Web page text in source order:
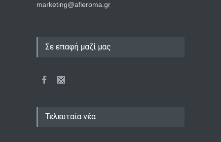
marketing@afieroma.gr
Σε επαφή μαζί μας
Τελευταία νέα